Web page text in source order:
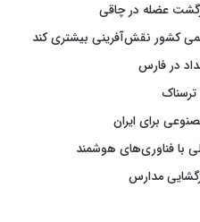
عضله در چاقی
کشور نقش‌آفرینی بیشتری کند
در فارس
با فناوری‌های هوشمند